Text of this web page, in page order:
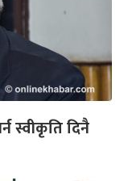
स्वीकृति दिनै